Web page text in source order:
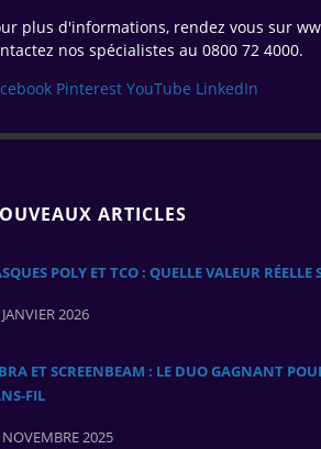
plus d'informations, rendez vous sur
nos spécialistes au 0800 72 4000.
Pinterest YouTube LinkedIn
ARTICLES
POLY ET TCO : QUELLE VALEUR RÉELLE
2026
ET SCREENBEAM : LE DUO GAGNANT
2025